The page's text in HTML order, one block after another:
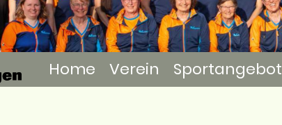
Home Verein Sportangebot